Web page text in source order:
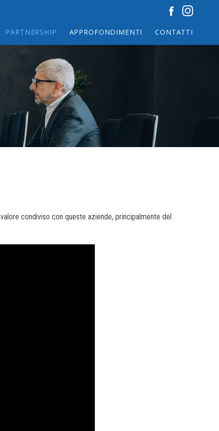
PARTNERSHIP APPROFONDIMENTI CONTATTI
condiviso con queste aziende, principalmente del